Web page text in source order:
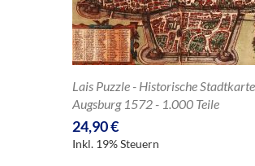
Lais Puzzle - Historische Stadtkarte
Augsburg 1572 - 1.000 Teile
24,90 €
Inkl. 19% Steuern